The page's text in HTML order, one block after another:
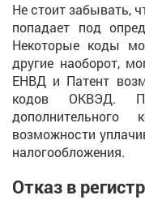
Не стоит забывать,
попадает под
Некоторые коды
другие наоборот,
ЕНВД и Патент
кодов ОКВЭД.
возможности
налогообложения.
Отказ в